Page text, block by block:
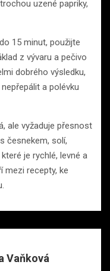
uzené papriky,
15 minut, použijte
z vývaru a pečivo
dobrého výsledku,
a polévku
ale vyžaduje přesnost
česnekem, solí,
je rychlé, levné a
mezi recepty, ke
Vaňková